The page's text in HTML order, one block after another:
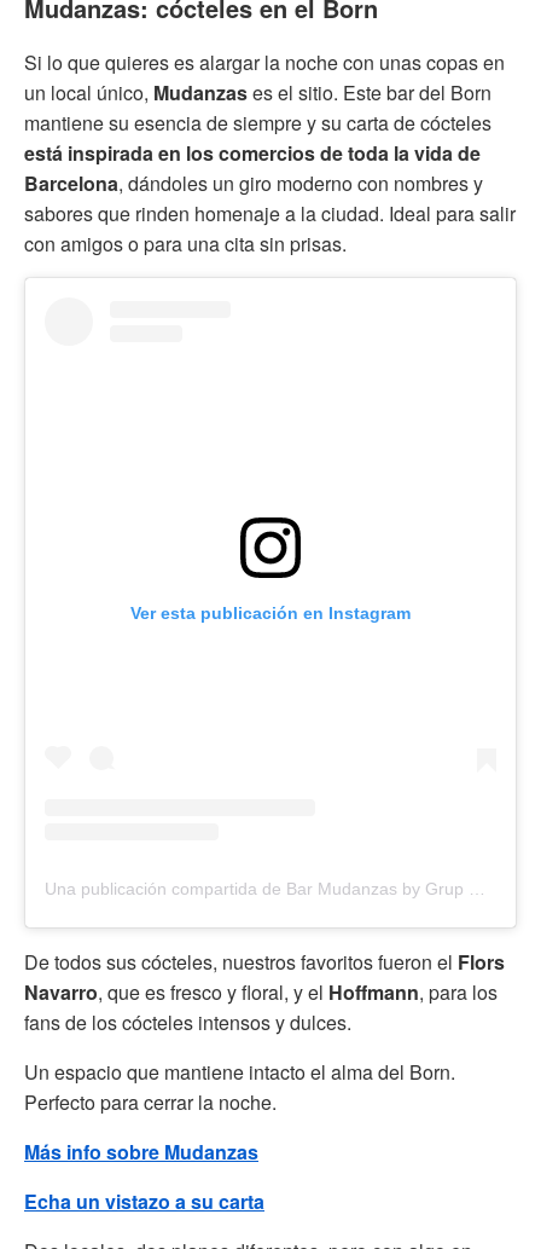
Mudanzas: cócteles en el Born
Si lo que quieres es alargar la noche con unas copas en
un local único, Mudanzases el sitio. Este bar del Born
mantiene su esencia de siempre y su carta de cócteles
está inspirada en los comercios de toda la vida de
Barcelona, dándoles un giro moderno con nombres y
sabores que rinden homenaje a la ciudad. Ideal para salir
con amigos o para una cita sin prisas.
Ver esta publicación en Instagram
Una publicación compartida de Bar Mudanzas by Grup Confiteria (@barmudanzas)
De todos sus cócteles, nuestros favoritos fueron el Flors
Navarro, que es fresco y floral, y el Hoffmann, para los
fans de los cócteles intensos y dulces.
Un espacio que mantiene intacto el alma del Born.
Perfecto para cerrar la noche.
Más info sobre Mudanzas
Echa un vistazo a su carta